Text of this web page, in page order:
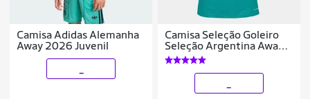
Camisa Adidas Alemanha
Away 2026 Juvenil
Camisa Seleção Goleiro
Seleção Argentina Away
2026 s/nº Torcedor
Adidas Originals
Masculina